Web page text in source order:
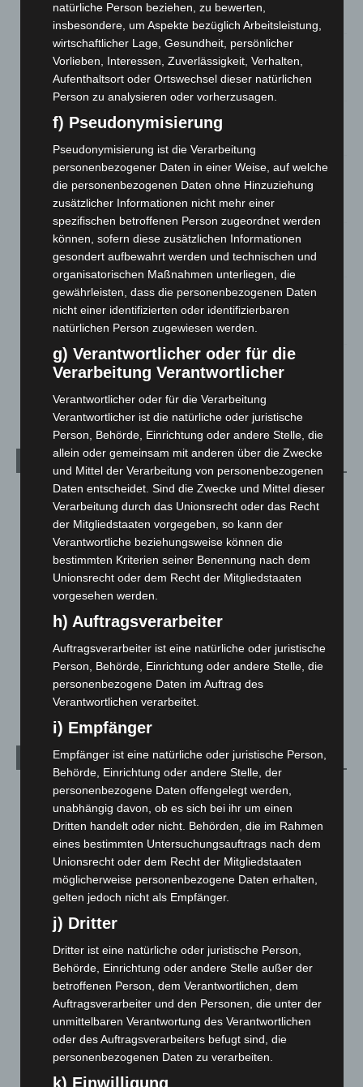
Mann läuft mit Hockeyschläger über A7 – Polizei sucht
Zeugen
5. August 2026
Celle: Mensch stirbt bei Bagger-Unfall auf Baustelle
Gasleitung bei McDonald’s-Umbau in Langenhagen
beschädigt
5. August 2026
Anklage nach Abschaltung von „Archetyp Market“ erhoben
3. August 2026
Hannover: Polizei stoppt 166 Trunkenheitsfahrten bei
Großkontrolle
2. August 2026
Hannover Klassik Open Air 2026: Französische Oper im
Maschpark
2. August 2026
Blaulicht
2.798
Corona-News
Hannover und Region
Langenhagen und Ortsteile
Leserbriefe
Menschen
Über uns
Veranstaltungen
1.887
Archiv
August 2026(10)
Juli 2026(73)
Juni 2026(139)
Mai 2026(99)
April 2026
(99)
März 2026 (115)
Januar 2026(122)
Dezember 2025 (103)
November 2025(114)
Oktober 2025 (112)
September 2025(93)
natürliche Person beziehen, zu bewerten,
insbesondere, um Aspekte bezüglich Arbeitsleistung,
wirtschaftlicher Lage, Gesundheit, persönlicher
Vorlieben, Interessen, Zuverlässigkeit, Verhalten,
Aufenthaltsort oder Ortswechsel dieser natürlichen
Person zu analysieren oder vorherzusagen.
f) Pseudonymisierung
Pseudonymisierung ist die Verarbeitung
personenbezogener Daten in einer Weise, auf welche
die personenbezogenen Daten ohne Hinzuziehung
zusätzlicher Informationen nicht mehr einer
spezifischen betroffenen Person zugeordnet werden
können, sofern diese zusätzlichen Informationen
gesondert aufbewahrt werden und technischen und
organisatorischen Maßnahmen unterliegen, die
gewährleisten, dass die personenbezogenen Daten
nicht einer identifizierten oder identifizierbaren
natürlichen Person zugewiesen werden.
g) Verantwortlicher oder für die
Verarbeitung Verantwortlicher
Verantwortlicher oder für die Verarbeitung
Verantwortlicher ist die natürliche oder juristische
Person, Behörde, Einrichtung oder andere Stelle, die
allein oder gemeinsam mit anderen über die Zwecke
und Mittel der Verarbeitung von personenbezogenen
Daten entscheidet. Sind die Zwecke und Mittel dieser
Verarbeitung durch das Unionsrecht oder das Recht
der Mitgliedstaaten vorgegeben, so kann der
Verantwortliche beziehungsweise können die
bestimmten Kriterien seiner Benennung nach dem
Unionsrecht oder dem Recht der Mitgliedstaaten
vorgesehen werden.
h) Auftragsverarbeiter
Auftragsverarbeiter ist eine natürliche oder juristische
Person, Behörde, Einrichtung oder andere Stelle, die
personenbezogene Daten im Auftrag des
Verantwortlichen verarbeitet.
i) Empfänger
Empfänger ist eine natürliche oder juristische Person,
Behörde, Einrichtung oder andere Stelle, der
personenbezogene Daten offengelegt werden,
unabhängig davon, ob es sich bei ihr um einen
Dritten handelt oder nicht. Behörden, die im Rahmen
eines bestimmten Untersuchungsauftrags nach dem
Unionsrecht oder dem Recht der Mitgliedstaaten
möglicherweise personenbezogene Daten erhalten,
gelten jedoch nicht als Empfänger.
j) Dritter
Dritter ist eine natürliche oder juristische Person,
Behörde, Einrichtung oder andere Stelle außer der
betroffenen Person, dem Verantwortlichen, dem
Auftragsverarbeiter und den Personen, die unter der
unmittelbaren Verantwortung des Verantwortlichen
oder des Auftragsverarbeiters befugt sind, die
personenbezogenen Daten zu verarbeiten.
k) Einwilligung